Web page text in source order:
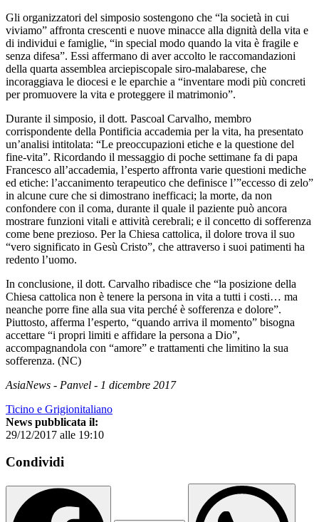
Gli organizzatori del simposio sostengono che “la società in cui
viviamo” affronta crescenti e nuove minacce alla dignità della vita e
di individui e famiglie, “in special modo quando la vita è fragile e
senza difesa”. Essi affermano di aver accolto le raccomandazioni
della quarta assemblea arciepiscopale siro-malabarese, che
incoraggiava le diocesi e le eparchie a “inventare modi più concreti
per promuovere la vita e proteggere il matrimonio”.
Durante il simposio, il dott. Pascoal Carvalho, membro
corrispondente della Pontificia accademia per la vita, ha presentato
un’analisi intitolata: “Le preoccupazioni etiche e la questione del
fine-vita”. Ricordando il messaggio di poche settimane fa di papa
Francesco all’accademia, l’esperto affronta varie questioni mediche
ed etiche: l’accanimento terapeutico che definisce l’”eccesso di zelo”
in alcune cure che si dimostrano inefficaci; la morte, da non
confondere con il coma, durante il quale il paziente può ancora
mostrare funzioni vitali e attività cerebrali; e il concetto di sofferenza
come bene prezioso. Per la Chiesa cattolica, il dolore trova il suo
“vero significato in Gesù Cristo”, che attraverso i suoi patimenti ha
redento l’uomo.
In conclusione, il dott. Carvalho ribadisce che “la posizione della
Chiesa cattolica non è tenere la persona in vita a tutti i costi… ma
neanche porre fine alla sua vita perché è sofferenza e dolore”.
Piuttosto, afferma l’esperto, “quando arriva il momento” bisogna
accettare “i propri limiti e affidare la persona a Dio”,
accompagnandola con “amore” e trattamenti che limitino la sua
sofferenza. (NC)
AsiaNews - Panvel - 1 dicembre 2017
Ticino e Grigionitaliano
News pubblicata il:
29/12/2017 alle 19:10
Condividi